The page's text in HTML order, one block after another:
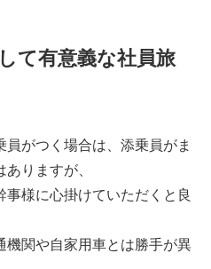
て有意義な社員旅
がつく場合は、添乗員がま
りますが、
様に心掛けていただくと良
機関や自家用車とは勝手が異